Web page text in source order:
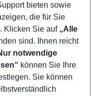
bieten sowie
die für Sie
Klicken Sie auf „Alle
sind. Ihnen reicht
notwendige
können Sie Ihre
Sie können